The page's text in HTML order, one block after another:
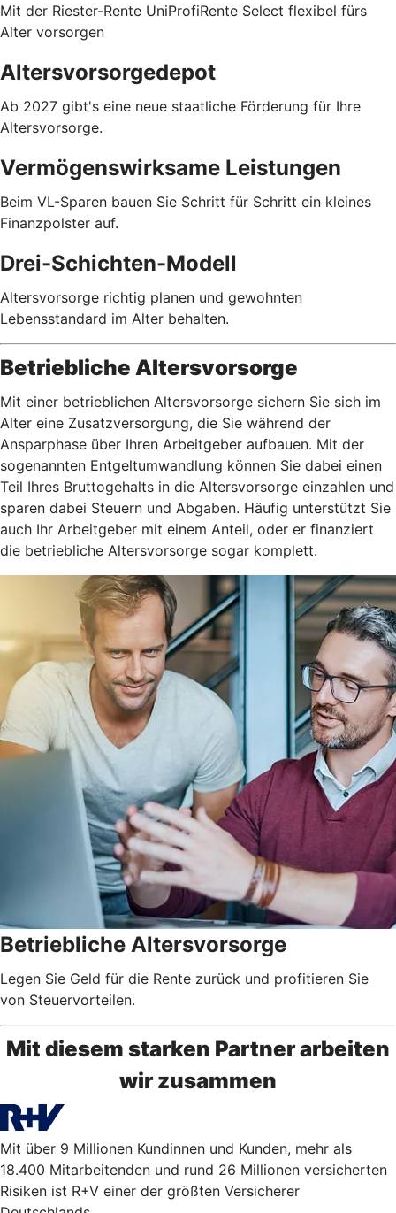
Mit der Riester-Rente UniProfiRente Select flexibel fürs
Alter vorsorgen
Altersvorsorgedepot
Ab 2027 gibt's eine neue staatliche Förderung für Ihre
Altersvorsorge.
Vermögenswirksame Leistungen
Beim VL-Sparen bauen Sie Schritt für Schritt ein kleines
Finanzpolster auf.
Drei-Schichten-Modell
Altersvorsorge richtig planen und gewohnten
Lebensstandard im Alter behalten.
Betriebliche Altersvorsorge
Mit einer betrieblichen Altersvorsorge sichern Sie sich im
Alter eine Zusatzversorgung, die Sie während der
Ansparphase über Ihren Arbeitgeber aufbauen. Mit der
sogenannten Entgeltumwandlung können Sie dabei einen
Teil Ihres Bruttogehalts in die Altersvorsorge einzahlen und
sparen dabei Steuern und Abgaben. Häufig unterstützt Sie
auch Ihr Arbeitgeber mit einem Anteil, oder er finanziert
die betriebliche Altersvorsorge sogar komplett.
Betriebliche Altersvorsorge
Legen Sie Geld für die Rente zurück und profitieren Sie
von Steuervorteilen.
Mit diesem starken Partner arbeiten
wir zusammen
Mit über 9 Millionen Kundinnen und Kunden, mehr als
18.400 Mitarbeitenden und rund 26 Millionen versicherten
Risiken ist R+V einer der größten Versicherer